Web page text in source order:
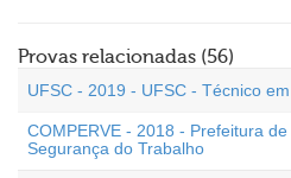
Provas relacionadas (56)
UFSC - 2019 - UFSC - Técnico
COMPERVE - 2018 - Prefeitura
Segurança do Trabalho